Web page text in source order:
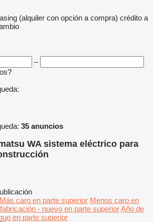
(alquiler con opción a compra) crédito a
–
35 anuncios
WA sistema eléctrico para
Más caro en parte superior Menos caro en
- nuevo en parte superiorAño de
en parte superior